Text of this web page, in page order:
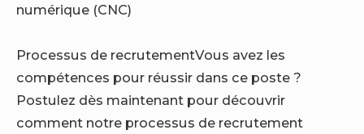
numérique (CNC)
Processus de recrutementVous avez les
compétences pour réussir dans ce poste ?
Postulez dès maintenant pour découvrir
comment notre processus de recrutement